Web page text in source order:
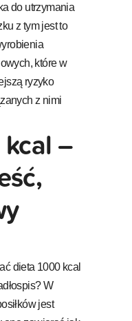
do utrzymania
z tym jest to
które w
ryzyko
z nimi
–
dieta 1000 kcal
W
jest